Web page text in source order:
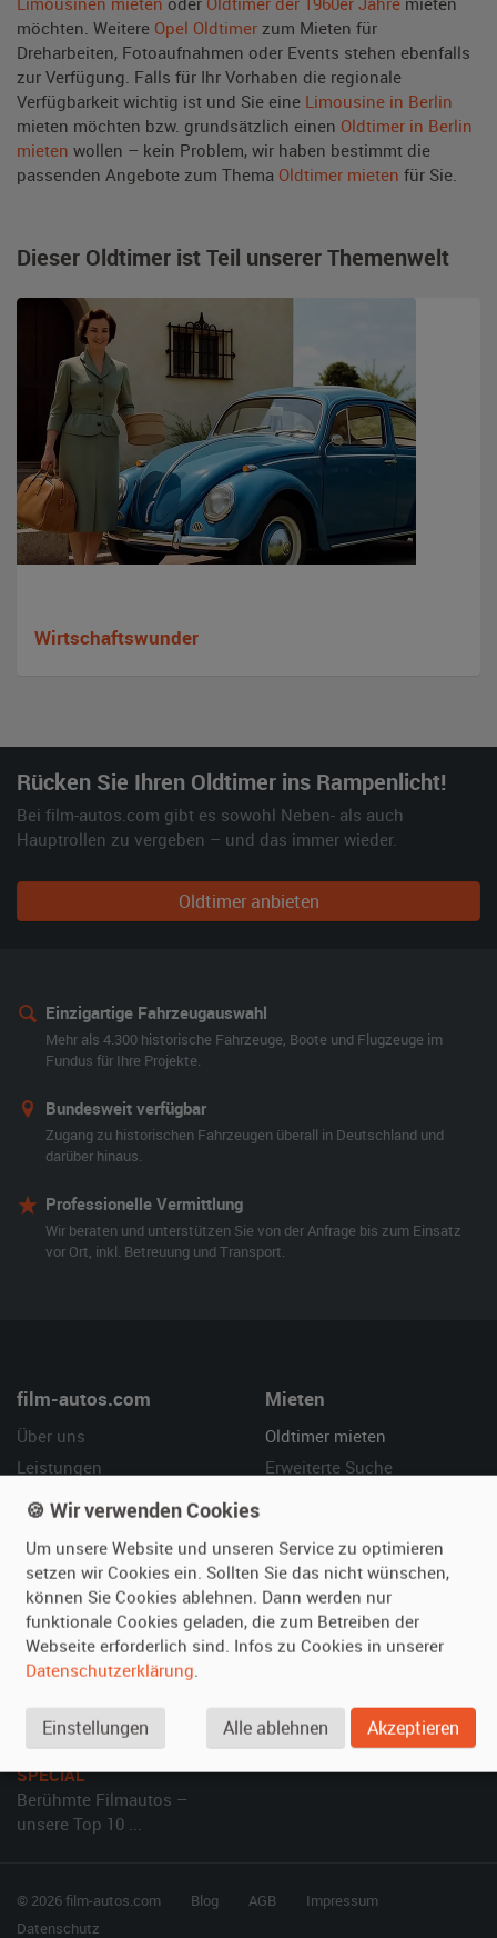
möchten. Weitere Opel Oldtimer zum Mieten für
Dreharbeiten, Fotoaufnahmen oder Events stehen ebenfalls
zur Verfügung. Falls für Ihr Vorhaben die regionale
Verfügbarkeit wichtig ist und Sie eine Limousine in Berlin
mieten möchten bzw. grundsätzlich einen Oldtimer in Berlin
mieten wollen – kein Problem, wir haben bestimmt die
passenden Angebote zum Thema Oldtimer mieten für Sie.
Dieser Oldtimer ist Teil unserer Themenwelt
Wirtschaftswunder
Rücken Sie Ihren Oldtimer ins Rampenlicht!
Bei film-autos.com gibt es sowohl Neben- als auch
Hauptrollen zu vergeben – und das immer wieder.
Oldtimer anbieten
Einzigartige Fahrzeugauswahl
Mehr als 4.300 historische Fahrzeuge, Boote und Flugzeuge im
Fundus für Ihre Projekte.
Bundesweit verfügbar
Zugang zu historischen Fahrzeugen überall in Deutschland und
darüber hinaus.
Professionelle Vermittlung
Wir beraten und unterstützen Sie von der Anfrage bis zum Einsatz
vor Ort, inkl. Betreuung und Transport.
film-autos.com
Über uns
Leistungen
Referenzen
Mieten
Oldtimer mieten
Erweiterte Suche
Vermieten
Oldtimer anmelden
Fotos senden
Inserat verwalten
Hilfe
Häufige Fragen (FAQ)
So funktioniert's
SPECIAL
Berühmte Filmautos –
unsere Top 10 ...
© 2026 film-autos.com Blog AGB
Impressum
Datenschutz
🍪 Wir verwenden Cookies
Um unsere Website und unseren Service zu optimieren
setzen wir Cookies ein. Sollten Sie das nicht wünschen,
können Sie Cookies ablehnen. Dann werden nur
funktionale Cookies geladen, die zum Betreiben der
Webseite erforderlich sind. Infos zu Cookies in unserer
Datenschutzerklärung.
Einstellungen Alle ablehnen Akzeptieren